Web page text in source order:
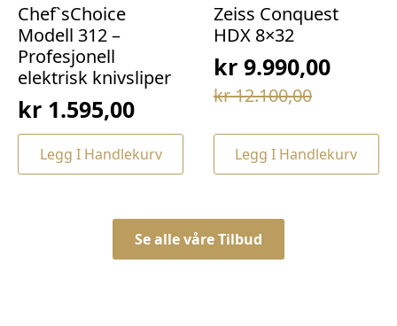
Chef`sChoice
Modell 312 –
Profesjonell
elektrisk knivsliper
kr 1.595,00
Legg I Handlekurv
Zeiss Conquest
HDX 8×32
kr12.100,00
Opprinnelig
var:
kr 12.100,00.
kr9.990,00
Nåværende
er:
kr 9.990,00.
Legg I Handlekurv
Se alle våre Tilbud